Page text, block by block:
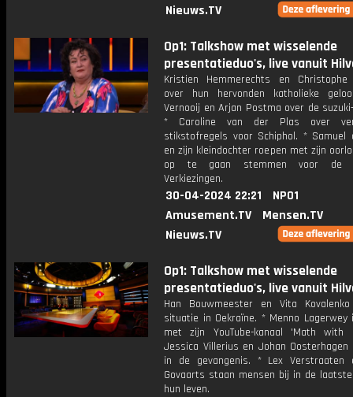
Nieuws.TV
Op1: Talkshow met wisselende
presentatieduo's, live vanuit
Kristien Hemmerechts en Christophe
over hun hervonden katholieke
Vernooij en Arjan Postma over de
* Caroline van der Plas over
stikstofregels voor Schiphol. * Samuel
en zijn kleindochter roepen met zijn
op te gaan stemmen voor de
Verkiezingen.
30-04-2024 22:21
NPO1
Amusement.TV
Mensen.TV
Nieuws.TV
Op1: Talkshow met wisselende
presentatieduo's, live vanuit
Han Bouwmeester en Vita
situatie in Oekraïne. * Menno
met zijn YouTube-kanaal 'Math with
Jessica Villerius en Johan Oosterhagen
in de gevangenis. * Lex Verstraaten
Govaarts staan mensen bij in de
hun leven.